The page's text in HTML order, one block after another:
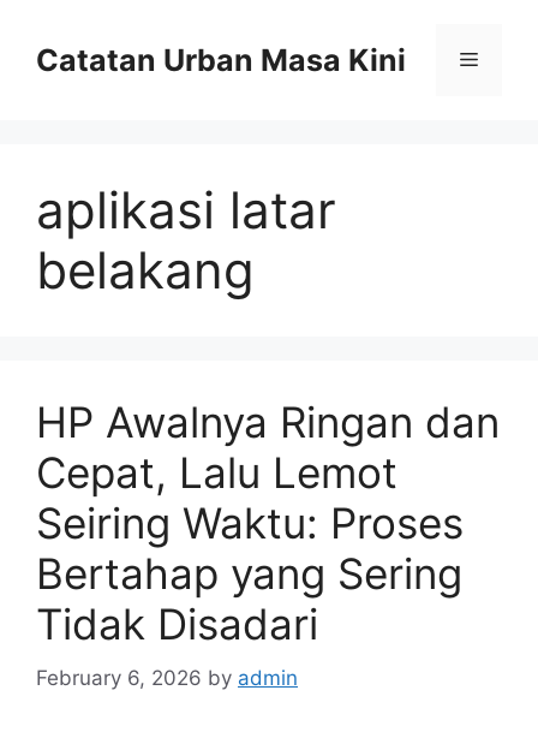
contentCatatan Urban Masa Kini Menu
aplikasi latar
belakang
HP Awalnya Ringan dan
Cepat, Lalu Lemot
Seiring Waktu: Proses
Bertahap yang Sering
Tidak Disadari
February 6, 2026 by admin